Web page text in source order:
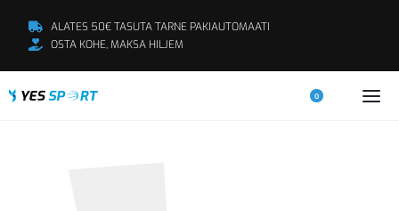
ALATES 50€ TASUTA TARNE PAKIAUTOMAATI
OSTA KOHE, MAKSA HILJEM
0